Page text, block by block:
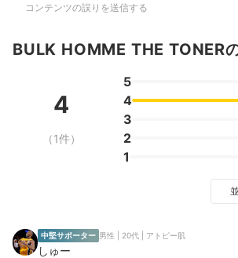
コンテンツの誤りを送信する
BULK HOMME THE TONER
4
（1件）
5
4
3
2
1
中堅サポーター 男性 | 20代 | アトピー肌
しゅー